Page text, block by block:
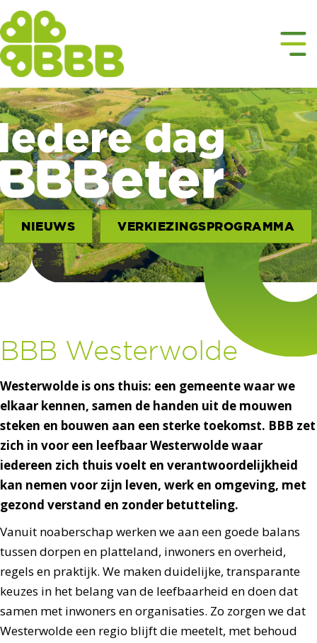
NIEUWS VERKIEZINGSPROGRAMMA
BBB Westerwolde
Westerwolde is ons thuis: een gemeente waar we
elkaar kennen, samen de handen uit de mouwen
steken en bouwen aan een sterke toekomst. BBB zet
zich in voor een leefbaar Westerwolde waar
iedereen zich thuis voelt en verantwoordelijkheid
kan nemen voor zijn leven, werk en omgeving, met
gezond verstand en zonder betutteling.
Vanuit noaberschap werken we aan een goede balans
tussen dorpen en platteland, inwoners en overheid,
regels en praktijk. We maken duidelijke, transparante
keuzes in het belang van de leefbaarheid en doen dat
samen met inwoners en organisaties. Zo zorgen we dat
Westerwolde een regio blijft die meetelt, met behoud